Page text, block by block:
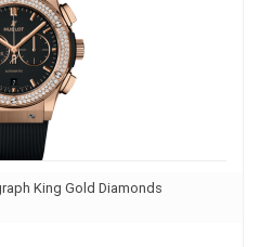
King Gold Diamonds